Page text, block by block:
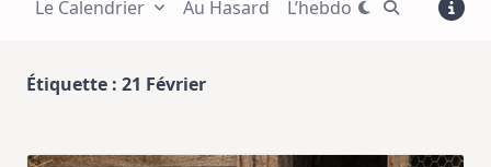
Le Calendrier Au Hasard L’hebdo
Étiquette : 21 Février